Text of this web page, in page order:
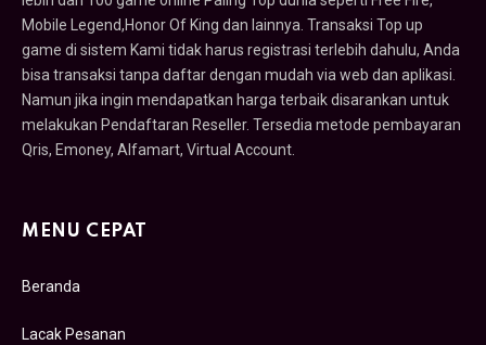
Mobile Legend,Honor Of King dan lainnya. Transaksi Top up
game di sistem Kami tidak harus registrasi terlebih dahulu, Anda
bisa transaksi tanpa daftar dengan mudah via web dan aplikasi.
Namun jika ingin mendapatkan harga terbaik disarankan untuk
melakukan Pendaftaran Reseller. Tersedia metode pembayaran
Qris, Emoney, Alfamart, Virtual Account.
MENU CEPAT
Beranda
Lacak Pesanan